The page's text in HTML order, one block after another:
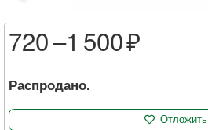
720 –1 500
Распродано.
Отложить